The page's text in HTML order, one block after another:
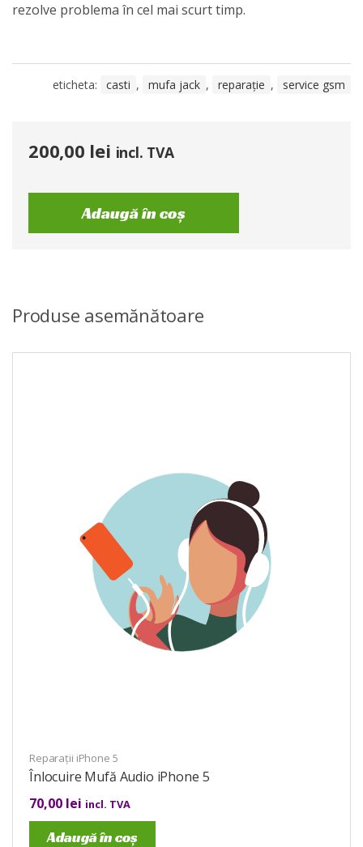
rezolve problema în cel mai scurt timp.
eticheta: casti , mufa jack , reparație , service gsm
200,00 lei incl. TVA
Adaugă în coș
Produse asemănătoare
Reparații iPhone 5
Înlocuire Mufă Audio iPhone 5
70,00 lei incl. TVA
Adaugă în coș